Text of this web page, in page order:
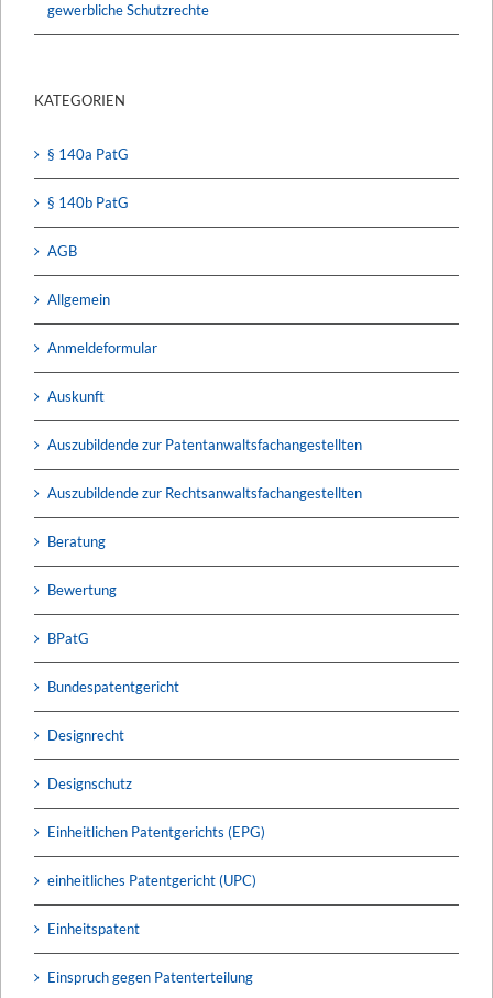
gewerbliche Schutzrechte
KATEGORIEN
§ 140a PatG
§ 140b PatG
AGB
Allgemein
Anmeldeformular
Auskunft
Auszubildende zur Patentanwaltsfachangestellten
Auszubildende zur Rechtsanwaltsfachangestellten
Beratung
Bewertung
BPatG
Bundespatentgericht
Designrecht
Designschutz
Einheitlichen Patentgerichts (EPG)
einheitliches Patentgericht (UPC)
Einheitspatent
Einspruch gegen Patenterteilung